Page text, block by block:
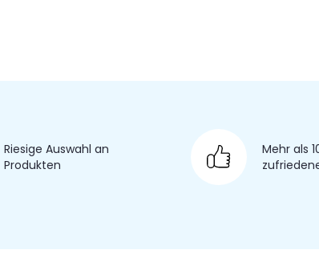
Riesige Auswahl an
Produkten
Mehr als